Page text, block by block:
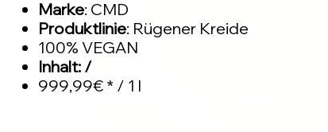
Marke: CMD
Produktlinie: Rügener Kreide
100% VEGAN
Inhalt: /
999,99€ * / 1 l